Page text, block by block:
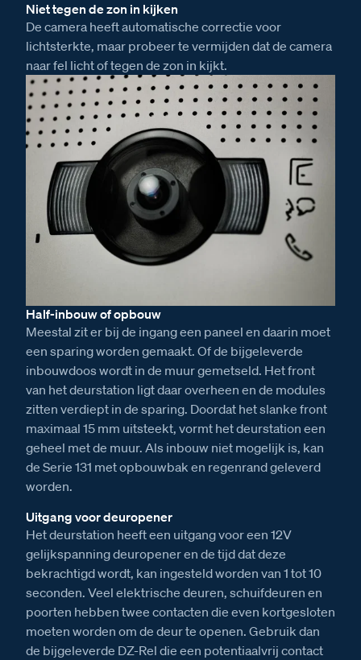
Niet tegen de zon in kijken
De camera heeft automatische correctie voor
lichtsterkte, maar probeer te vermijden dat de camera
naar fel licht of tegen de zon in kijkt.
Half-inbouw of opbouw
Meestal zit er bij de ingang een paneel en daarin moet
een sparing worden gemaakt. Of de bijgeleverde
inbouwdoos wordt in de muur gemetseld. Het front
van het deurstation ligt daar overheen en de modules
zitten verdiept in de sparing. Doordat het slanke front
maximaal 15 mm uitsteekt, vormt het deurstation een
geheel met de muur. Als inbouw niet mogelijk is, kan
de Serie 131 met opbouwbak en regenrand geleverd
worden.
Uitgang voor deuropener
Het deurstation heeft een uitgang voor een 12V
gelijkspanning deuropener en de tijd dat deze
bekrachtigd wordt, kan ingesteld worden van 1 tot 10
seconden. Veel elektrische deuren, schuifdeuren en
poorten hebben twee contacten die even kortgesloten
moeten worden om de deur te openen. Gebruik dan
de bijgeleverde DZ-Rel die een potentiaalvrij contact